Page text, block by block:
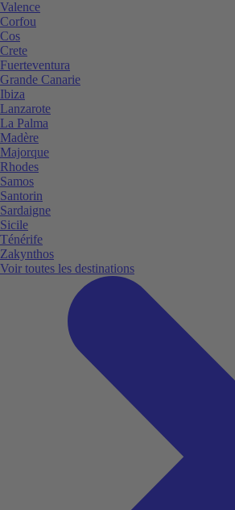
Valence
Corfou
Cos
Crete
Fuerteventura
Grande Canarie
Ibiza
Lanzarote
La Palma
Madère
Majorque
Rhodes
Samos
Santorin
Sardaigne
Sicile
Ténérife
Zakynthos
Voir toutes les destinations